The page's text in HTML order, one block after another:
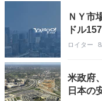
ＮＹ市
ドル
ロイター
米政府
日本の